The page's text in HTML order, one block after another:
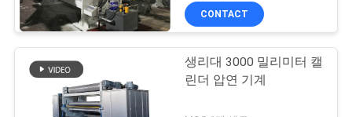
POLICY
20
CONTACT
생리대 3000 밀리미터 캘
린더 압연 기계